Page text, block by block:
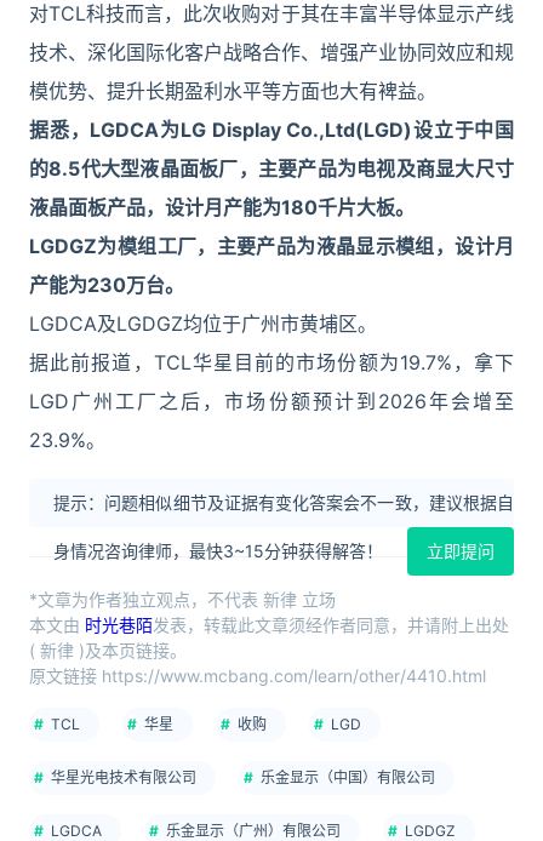
对TCL科技而言，此次收购对于其在丰富半导体显示产线
技术、深化国际化客户战略合作、增强产业协同效应和规
模优势、提升长期盈利水平等方面也大有裨益。
据悉，LGDCA为LG Display Co.,Ltd(LGD)设立于中国
的8.5代大型液晶面板厂，主要产品为电视及商显大尺寸
液晶面板产品，设计月产能为180千片大板。
LGDGZ为模组工厂，主要产品为液晶显示模组，设计月
产能为230万台。
LGDCA及LGDGZ均位于广州市黄埔区。
据此前报道，TCL华星目前的市场份额为19.7%，拿下
LGD广州工厂之后，市场份额预计到2026年会增至
23.9%。
提示：问题相似细节及证据有变化答案会不一致，建议根据自
身情况咨询律师，最快3~15分钟获得解答！ 立即提问
*文章为作者独立观点，不代表 新律 立场
本文由 时光巷陌发表，转载此文章须经作者同意，并请附上出处
( 新律 )及本页链接。
原文链接 https://www.mcbang.com/learn/other/4410.html
TCL 华星 收购 LGD
华星光电技术有限公司 乐金显示（中国）有限公司
LGDCA 乐金显示（广州）有限公司 LGDGZ